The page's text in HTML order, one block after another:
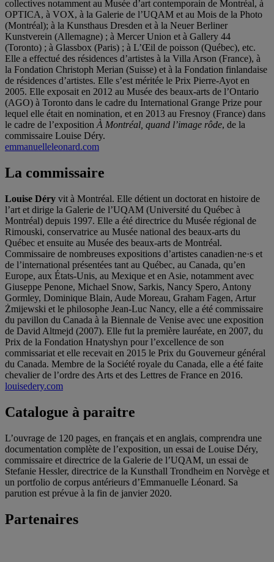
collectives notamment au Musée d’art contemporain de Montréal, à
OPTICA, à VOX, à la Galerie de l’UQAM et au Mois de la Photo
(Montréal); à la Kunsthaus Dresden et à la Neuer Berliner
Kunstverein (Allemagne) ; à Mercer Union et à Gallery 44
(Toronto) ; à Glassbox (Paris) ; à L’Œil de poisson (Québec), etc.
Elle a effectué des résidences d’artistes à la Villa Arson (France), à
la Fondation Christoph Merian (Suisse) et à la Fondation finlandaise
de résidences d’artistes. Elle s’est méritée le Prix Pierre-Ayot en
2005. Elle exposait en 2012 au Musée des beaux-arts de l’Ontario
(AGO) à Toronto dans le cadre du International Grange Prize pour
lequel elle était en nomination, et en 2013 au Fresnoy (France) dans
le cadre de l’exposition À Montréal, quand l’image rôde, de la
commissaire Louise Déry.
emmanuelleleonard.com
La commissaire
Louise Déry vit à Montréal. Elle détient un doctorat en histoire de
l’art et dirige la Galerie de l’UQAM (Université du Québec à
Montréal) depuis 1997. Elle a été directrice du Musée régional de
Rimouski, conservatrice au Musée national des beaux-arts du
Québec et ensuite au Musée des beaux-arts de Montréal.
Commissaire de nombreuses expositions d’artistes canadien·ne·s et
de l’international présentées tant au Québec, au Canada, qu’en
Europe, aux États-Unis, au Mexique et en Asie, notamment avec
Giuseppe Penone, Michael Snow, Sarkis, Nancy Spero, Antony
Gormley, Dominique Blain, Aude Moreau, Graham Fagen, Artur
Żmijewski et le philosophe Jean-Luc Nancy, elle a été commissaire
du pavillon du Canada à la Biennale de Venise avec une exposition
de David Altmejd (2007). Elle fut la première lauréate, en 2007, du
Prix de la Fondation Hnatyshyn pour l’excellence de son
commissariat et elle recevait en 2015 le Prix du Gouverneur général
du Canada. Membre de la Société royale du Canada, elle a été faite
chevalier de l’ordre des Arts et des Lettres de France en 2016.
louisedery.com
Catalogue à paraitre
L’ouvrage de 120 pages, en français et en anglais, comprendra une
documentation complète de l’exposition, un essai de Louise Déry,
commissaire et directrice de la Galerie de l’UQAM, un essai de
Stefanie Hessler, directrice de la Kunsthall Trondheim en Norvège et
un portfolio de corpus antérieurs d’Emmanuelle Léonard. Sa
parution est prévue à la fin de janvier 2020.
Partenaires